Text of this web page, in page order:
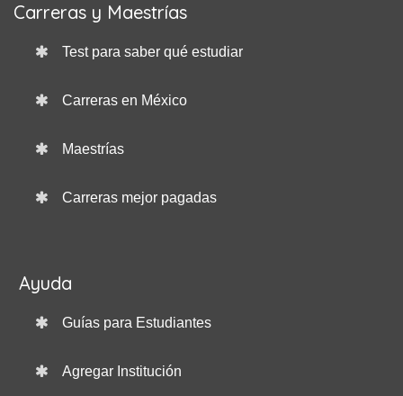
Carreras y Maestrías
Test para saber qué estudiar
Carreras en México
Maestrías
Carreras mejor pagadas
Ayuda
Guías para Estudiantes
Agregar Institución